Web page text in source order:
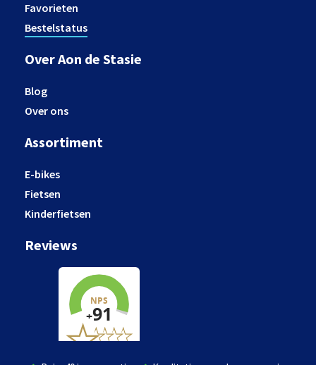
Favorieten
Bestelstatus
Over Aon de Stasie
Blog
Over ons
Assortiment
E-bikes
Fietsen
Kinderfietsen
Reviews